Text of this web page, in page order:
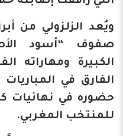
ويُعد الزلزولي من
صفوف “أسود
الكبيرة ومهاراته
الفارق في
حضوره في نهائيات
للمنتخب المغربي.